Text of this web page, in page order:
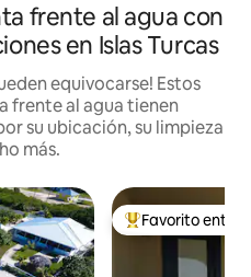
frente al agua con
en Islas Turcas
equivocarse! Estos
frente al agua tienen
su ubicación, su limpieza
más.
De los mejores
Favorito entre